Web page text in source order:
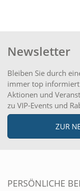
Newsletter
Bleiben Sie durch
immer top
Aktionen und
zu VIP-Events und
ZUR
PERSÖNLICHE